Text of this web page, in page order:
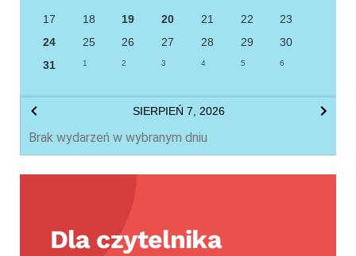
17
18 19 20 21 22
23
24
25 26 27 28 29
30
31
1 2 3 4 5 6
SIERPIEŃ 7, 2026
Brak wydarzeń w wybranym dniu
Dla czytelnika